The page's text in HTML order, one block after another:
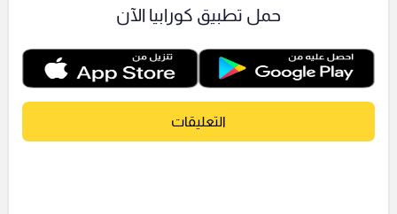
حمل تطبيق كورابيا الآن
التعليقات